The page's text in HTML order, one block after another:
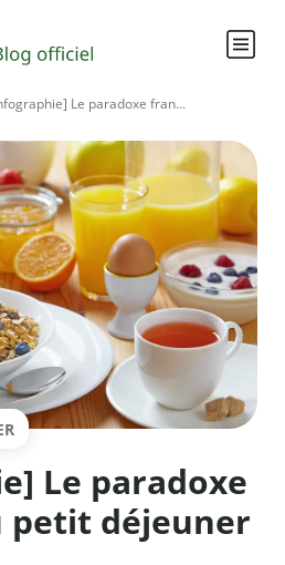
Le paradoxe fran...
Le paradoxe
petit déjeuner